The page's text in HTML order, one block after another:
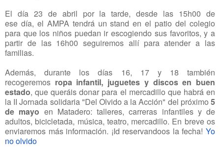
El día23 de abril por la tarde,desde las 15h00 de
ese día, el AMPAtendrá un stand enel patiodel colegio
para que los niños puedan ir escogiendo sus favoritos,y a
partir de las 16h00 seguiremos allí para atender a las
familias.
Además, durante los días 16, 17 y18 también
recogeremos ropa infantil, juguetes ydiscos en buen
estado, que queráis donar para el mercadillo que habrá en
la II Jornada solidaria "Del Olvido a la Acción" del próximo5
de mayo en Matadero: talleres, carreras infantiles yde
adultos, bicicletada, música, teatro, mercadillo. En breve os
enviaremos más información. ¡Id reservandoos la fecha! Yo
no olvido